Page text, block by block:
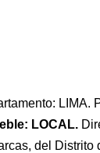
LIMA.
LOCAL.
del